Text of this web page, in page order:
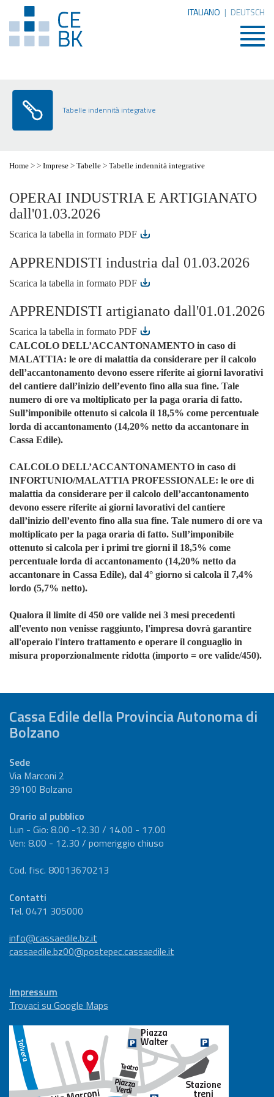
ITALIANO | DEUTSCH
Tabelle indennità integrative
Home > > Imprese > Tabelle > Tabelle indennità integrative
OPERAI INDUSTRIA E ARTIGIANATO
dall'01.03.2026
Scarica la tabella in formato PDF
APPRENDISTI industria dal 01.03.2026
Scarica la tabella in formato PDF
APPRENDISTI artigianato dall'01.01.2026
Scarica la tabella in formato PDF
CALCOLO DELL’ACCANTONAMENTO in caso di
MALATTIA: le ore di malattia da considerare per il calcolo
dell’accantonamento devono essere riferite ai giorni lavorativi
del cantiere dall’inizio dell’evento fino alla sua fine. Tale
numero di ore va moltiplicato per la paga oraria di fatto.
Sull’imponibile ottenuto si calcola il 18,5% come percentuale
lorda di accantonamento (14,20% netto da accantonare in
Cassa Edile).
CALCOLO DELL’ACCANTONAMENTO in caso di
INFORTUNIO/MALATTIA PROFESSIONALE: le ore di
malattia da considerare per il calcolo dell’accantonamento
devono essere riferite ai giorni lavorativi del cantiere
dall’inizio dell’evento fino alla sua fine. Tale numero di ore va
moltiplicato per la paga oraria di fatto. Sull’imponibile
ottenuto si calcola per i primi tre giorni il 18,5% come
percentuale lorda di accantonamento (14,20% netto da
accantonare in Cassa Edile), dal 4° giorno si calcola il 7,4%
lordo (5,7% netto).
Qualora il limite di 450 ore valide nei 3 mesi precedenti
all'evento non venisse raggiunto, l'impresa dovrà garantire
all'operaio l'intero trattamento e operare il conguaglio in
misura proporzionalmente ridotta (importo = ore valide/450).
Cassa Edile della Provincia Autonoma di
Bolzano
Sede
Via Marconi 2
39100 Bolzano
Orario al pubblico
Lun - Gio: 8.00 -12.30 / 14.00 - 17.00
Ven: 8.00 - 12.30 / pomeriggio chiuso
Cod. fisc. 80013670213
Contatti
Tel. 0471 305000
info@cassaedile.bz.it
cassaedile.bz00@postepec.cassaedile.it
Impressum
Trovaci su Google Maps